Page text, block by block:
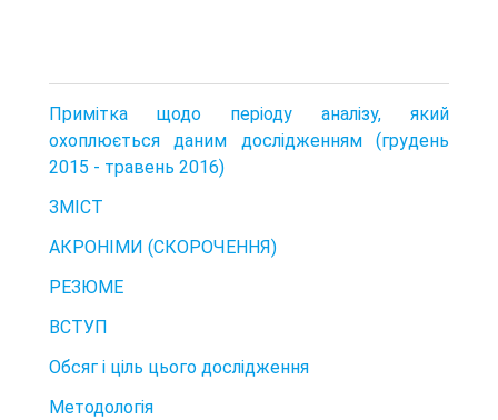
Примітка щодо періоду аналізу, який
охоплюється даним досліджен­ням (грудень
2015 - травень 2016)
ЗМІСТ
АКРОНІМИ (СКОРОЧЕННЯ)
РЕЗЮМЕ
ВСТУП
Обсяг і ціль цього дослідження
Методологія